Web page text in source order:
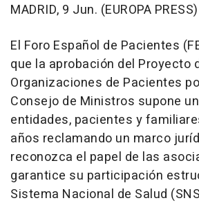
MADRID, 9 Jun. (EUROPA
El Foro Español de Pacientes
que la aprobación del Proyecto
Organizaciones de Pacientes
Consejo de Ministros supone
entidades, pacientes y
años reclamando un marco
reconozca el papel de las
garantice su participación
Sistema Nacional de Salud